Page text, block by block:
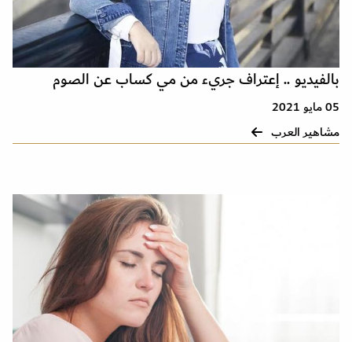
بالفيديو .. إعتراف جريء من مي كساب عن الصوم
05 مايو 2021
مشاهير العرب